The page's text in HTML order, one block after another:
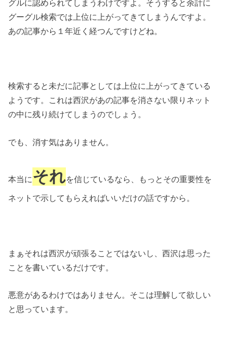
グルに認められてしまうわけですよ。そうすると余計に
グーグル検索では上位に上がってきてしまうんですよ。
あの記事から１年近く経つんですけどね。
検索すると未だに記事としては上位に上がってきている
ようです。これは西沢があの記事を消さない限りネット
の中に残り続けてしまうのでしょう。
でも、消す気はありません。
本当に それを信じているなら、もっとその重要性を
ネットで示してもらえればいいだけの話ですから。
まぁそれは西沢が頑張ることではないし、西沢は思った
ことを書いているだけです。
悪意があるわけではありません。そこは理解して欲しい
と思っています。